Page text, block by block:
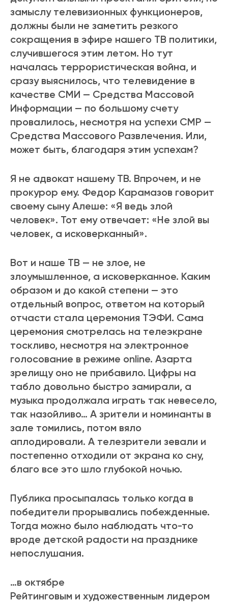
замыслу телевизионных функционеров,
должны были не заметить резкого
сокращения в эфире нашего ТВ политики,
случившегося этим летом. Но тут
началась террористическая война, и
сразу выяснилось, что телевидение в
качестве СМИ — Средства Массовой
Информации — по большому счету
провалилось, несмотря на успехи СМР —
Средства Массового Развлечения. Или,
может быть, благодаря этим успехам?
Я не адвокат нашему ТВ. Впрочем, и не
прокурор ему. Федор Карамазов говорит
своему сыну Алеше: «Я ведь злой
человек». Тот ему отвечает: «Не злой вы
человек, а исковерканный».
Вот и наше ТВ — не злое, не
злоумышленное, а исковерканное. Каким
образом и до какой степени — это
отдельный вопрос, ответом на который
отчасти стала церемония ТЭФИ. Сама
церемония смотрелась на телеэкране
тоскливо, несмотря на электронное
голосование в режиме online. Азарта
зрелищу оно не прибавило. Цифры на
табло довольно быстро замирали, а
музыка продолжала играть так невесело,
так назойливо… А зрители и номинанты в
зале томились, потом вяло
аплодировали. А телезрители зевали и
постепенно отходили от экрана ко сну,
благо все это шло глубокой ночью.
Публика просыпалась только когда в
победители прорывались побежденные.
Тогда можно было наблюдать что-то
вроде детской радости на празднике
непослушания.
…в октябре
Рейтинговым и художественным лидером